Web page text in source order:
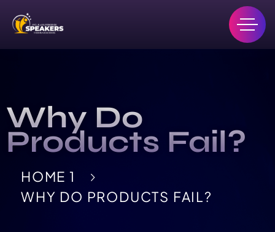
Why Do
Products Fail?
HOME 1
WHY DO PRODUCTS FAIL?